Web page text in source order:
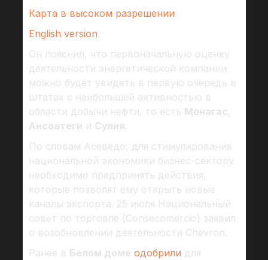
Карта в высоком разрешении
English version
Он пояснил, что первоначальную оценку
деятельности энергетической компании
можно будет увидеть в первую очередь в
штатах с наибольшей активностью в
области добычи нефти, то есть Монагас,
Ансоатеги и Сулия.
По словам Асеведо, для стимулирования
национальной экономики бизнес-сектору
необходимо предпринять действия,
которые позволят ему открыть новые
каналы экспорта. 25 июля Национальный
совет по торговле (Consecomercio) заявил
о возобновлении деятельности Chevron.
Ранее в Белом доме одобрили для